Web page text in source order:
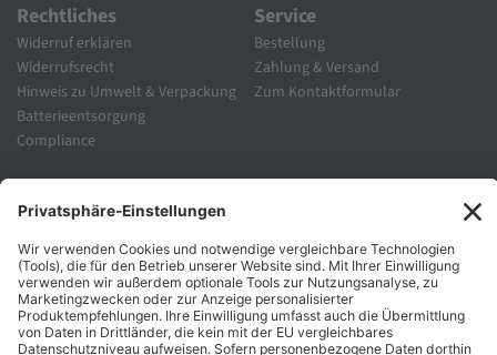
Rechtliches
Widerruf erklären
Widerrufsrecht
Hinweis zu Umwelt & Verpackung
Batterieentsorgung
Compliance
Service
Bestellung
Zahlung & Versand
Zum Kontaktformular
Unternehmen
Karriere
Zahlungsarten